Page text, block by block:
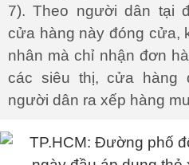
7). Theo người dân tại
cửa hàng này đóng cửa,
nhân mà chỉ nhận đơn
các siêu thị, cửa hàng
người dân ra xếp hàng